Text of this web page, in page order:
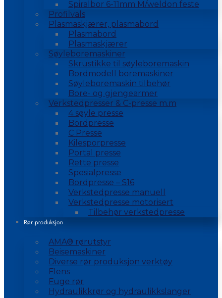
Spiralbor 6-11mm M/weldon feste
Profilvals
Plasmaskjærer, plasmabord
Plasmabord
Plasmaskjærer
Søyleboremaskiner
Skrustikke til søyleboremaskin
Bordmodell boremaskiner
Søyleboremaskin tilbehør
Bore- og gjengearmer
Verkstedpresser & C-presse m.m
4 søyle presse
Bordpresse
C Presse
Kilesporpresse
Portal presse
Rette presse
Spesialpresse
Bordpresse – S16
Verkstedpresse manuell
Verkstedpresse motorisert
Tilbehør verkstedpresse
Rør produksjon
AMA® rørutstyr
Beisemaskiner
Diverse rør produksjon verktøy
Flens
Fuge rør
Hydraulikkrør og hydraulikkslanger